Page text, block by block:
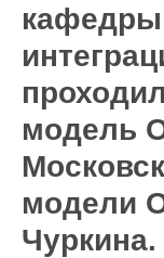
кафедры
модель
модели
Чуркина.